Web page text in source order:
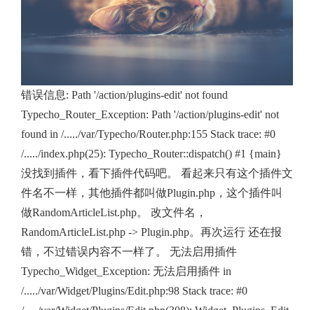
错误信息: Path '/action/plugins-edit' not found
Typecho_Router_Exception: Path '/action/plugins-edit' not
found in /...../var/Typecho/Router.php:155 Stack trace: #0
/...../index.php(25): Typecho_Router::dispatch() #1 {main}
没找到插件，看下插件代码吧。 看起来只有这个插件文
件名不一样，其他插件都叫做Plugin.php，这个插件叫
做RandomArticleList.php。 改文件名，
RandomArticleList.php -> Plugin.php。再次运行 还在报
错，不过错误内容不一样了。 无法启用插件
Typecho_Widget_Exception: 无法启用插件 in
/...../var/Widget/Plugins/Edit.php:98 Stack trace: #0